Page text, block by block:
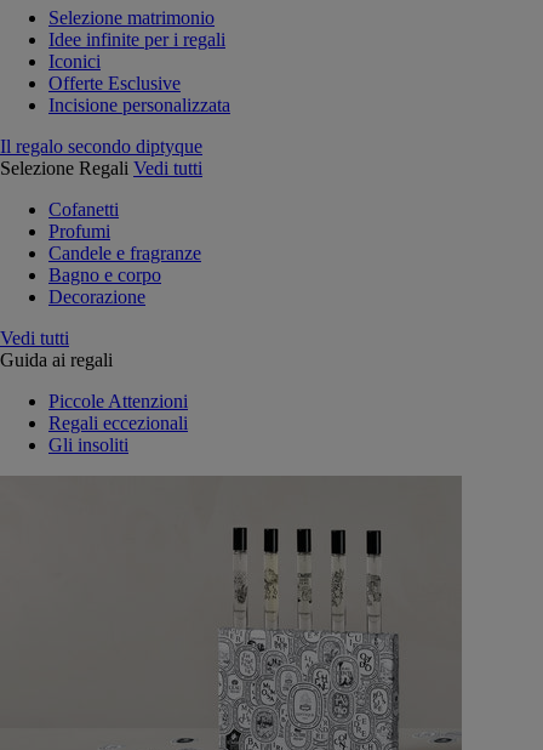
Selezione matrimonio
Idee infinite per i regali
Iconici
Offerte Esclusive
Incisione personalizzata
Il regalo secondo diptyque
Selezione Regali Vedi tutti
Cofanetti
Profumi
Candele e fragranze
Bagno e corpo
Decorazione
Vedi tutti
Guida ai regali
Piccole Attenzioni
Regali eccezionali
Gli insoliti